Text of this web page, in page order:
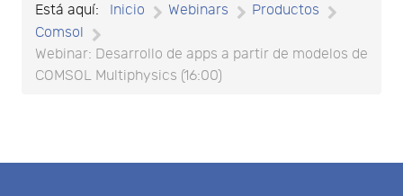
Está aquí: Inicio Webinars
Productos
Comsol
Webinar: Desarrollo de apps a partir de modelos de
COMSOL Multiphysics (16:00)